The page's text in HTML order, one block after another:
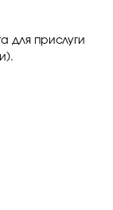
для прислуги